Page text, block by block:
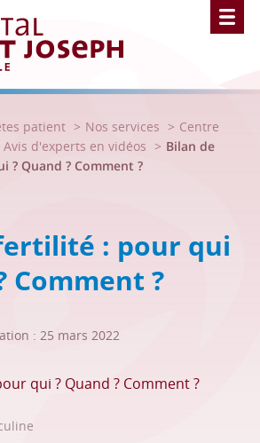
Hôpital Saint Joseph - Marseille
patient Nos services
Centre
Avis d'experts en vidéos
Bilan de
Quand ? Comment ?
: pour qui
Comment ?
: 25 mars 2022
qui ? Quand ? Comment ?